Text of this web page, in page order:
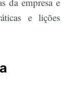
e lições